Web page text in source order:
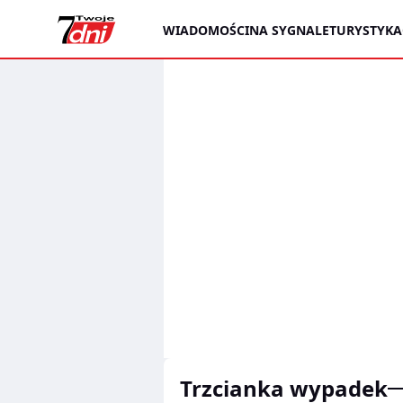
WIADOMOŚCINA SYGNALETURYSTYKA
trzcianka wypadek